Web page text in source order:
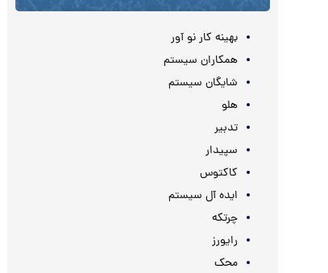
بهینه کار نو آور
همکاران سیستم
شایگان سیستم
هلو
تدبیر
سپیدار
کاکتوس
ایده آل سیستم
چرتکه
رایورز
محک